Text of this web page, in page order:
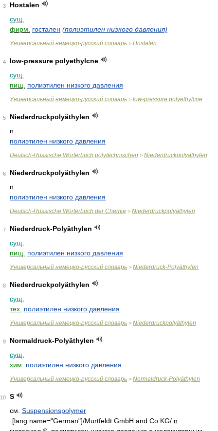
3
Hostalen
сущ.
фирм.
гостален (полиэтилен низкого давления)
Универсальный немецко-русский словарь > Hostalen
4
low-pressure polyethylcne
сущ.
пищ.
полиэтилен низкого давления
Универсальный немецко-русский словарь > low-pressure polyethylcne
5
Niederdruckpolyäthylen
n
полиэтилен низкого давления
Deutsch-Russische Wörterbuch polytechnischen > Niederdruckpolyäthylen
6
Niederdruckpolyäthylen
n
полиэтилен низкого давления
Deutsch-Russische Wörterbuch der Chemie > Niederdruckpolyäthylen
7
Niederdruck-Polyäthylen
сущ.
пищ.
полиэтилен низкого давления
Универсальный немецко-русский словарь > Niederdruck-Polyäthylen
8
Niederdruckpolyäthylen
сущ.
тех. полиэтилен низкого давления
Универсальный немецко-русский словарь > Niederdruckpolyäthylen
9
Normaldruck-Polyäthylen
сущ.
хим.
полиэтилен низкого давления
Универсальный немецко-русский словарь > Normaldruck-Polyäthylen
10
S
см. Suspensionspolymer
[lang name="German"]/Murtfeldt GmbH and Co KG/ n